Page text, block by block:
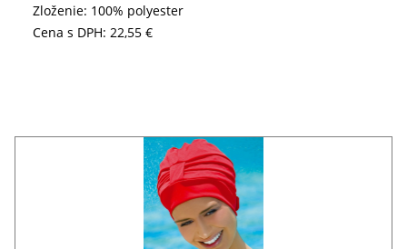
Zloženie: 100% polyester
Cena s DPH: 22,55 €